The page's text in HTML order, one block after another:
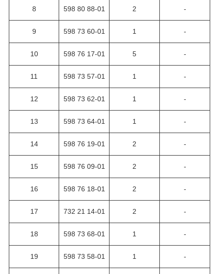
8 598 80 88-01 2 -
9 598 73 60-01 1 -
10 598 76 17-01 5 -
11 598 73 57-01 1 -
12 598 73 62-01 1 -
13 598 73 64-01 1 -
14 598 76 19-01 2 -
15 598 76 09-01 2 -
16 598 76 18-01 2 -
17 732 21 14-01 2 -
18 598 73 68-01 1 -
19 598 73 58-01 1 -